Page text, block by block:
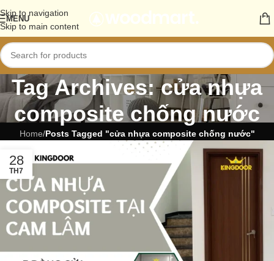
Skip to navigation
Skip to main content
MENU
Tag Archives: cửa nhựa
composite chống nước
Home/Posts Tagged "cửa nhựa composite chống nước"
28
TH7